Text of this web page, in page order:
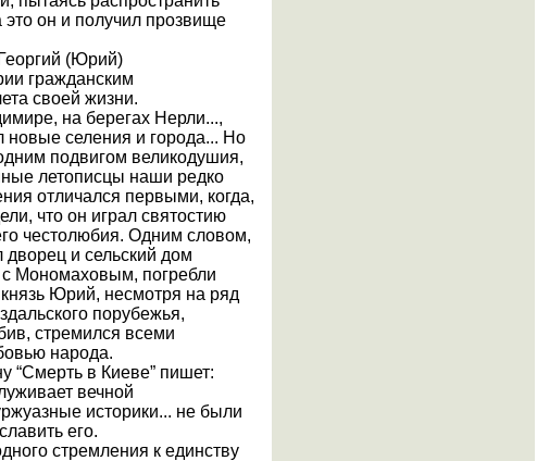
он и получил прозвище
(Юрий)
гражданским
своей жизни.
на берегах Нерли...,
новые селения и города... Но
подвигом великодушия,
летописцы наши редко
отличался первыми, когда,
что он играл святостию
честолюбия. Одним словом,
дворец и сельский дом
с Мономаховым, погребли
Юрий, несмотря на ряд
порубежья,
стремился всеми
народа.
“Смерть в Киеве” пишет:
вечной
историки... не были
его.
стремления к единству